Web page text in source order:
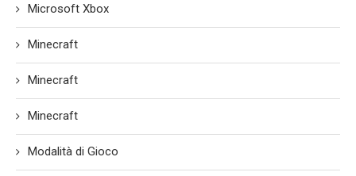
Microsoft Xbox
Minecraft
Minecraft
Minecraft
Modalità di Gioco